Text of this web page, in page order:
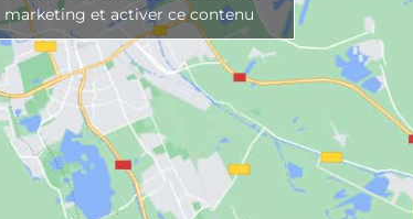
marketing et activer ce contenu